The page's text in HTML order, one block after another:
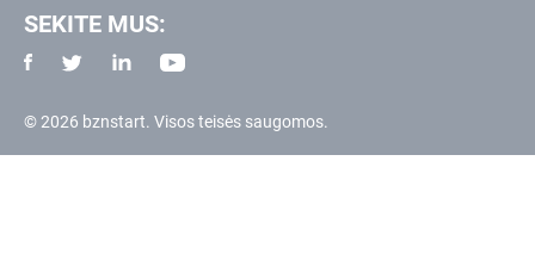
SEKITE MUS:
© 2026 bznstart. Visos teisės saugomos.